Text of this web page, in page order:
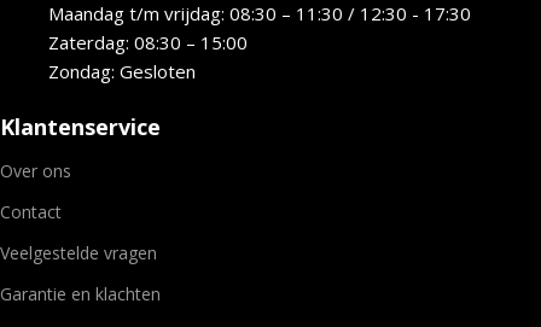
Maandag t/m vrijdag: 08:30 – 11:30 / 12:30 - 17:30
Zaterdag: 08:30 – 15:00
Zondag: Gesloten
Klantenservice
Over ons
Contact
Veelgestelde vragen
Garantie en klachten